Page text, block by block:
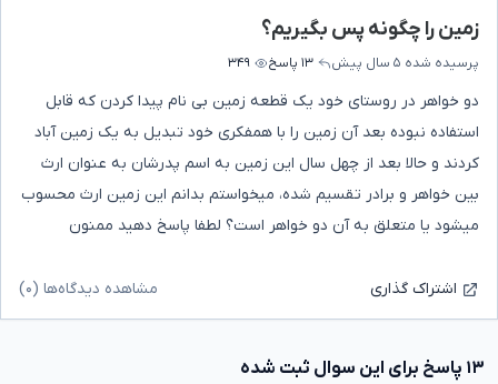
زمین را چگونه پس بگیریم؟
پرسیده شده ۵ سال پیش ۱۳ پاسخ ۳۴۹
دو خواهر در روستای خود یک قطعه زمین بی نام پیدا کردن که قابل
استفاده نبوده بعد آن زمین را با همفکری خود تبدیل به یک زمین آباد
کردند و حالا بعد از چهل سال این زمین به اسم پدرشان به عنوان ارث
بین خواهر و برادر تقسیم شده، میخواستم بدانم این زمین ارث محسوب
میشود یا متعلق به آن دو خواهر است؟ لطفا پاسخ دهید ممنون
اشتراک گذاری مشاهده دیدگاه‌ها (۰)
۱۳ پاسخ برای این سوال ثبت شده